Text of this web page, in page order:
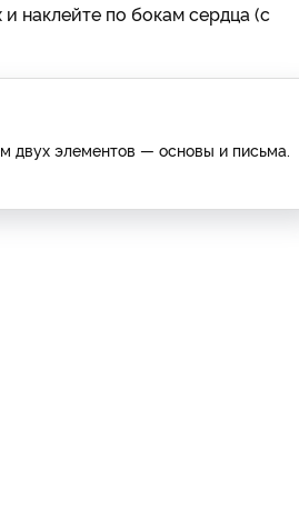
наклейте по бокам сердца (с
двух элементов — основы и письма.